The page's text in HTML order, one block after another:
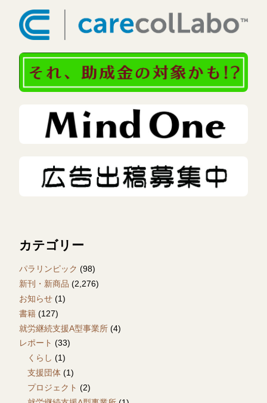
カテゴリー
パラリンピック (98)
新刊・新商品 (2,276)
お知らせ (1)
書籍 (127)
就労継続支援A型事業所 (4)
レポート (33)
くらし (1)
支援団体 (1)
プロジェクト (2)